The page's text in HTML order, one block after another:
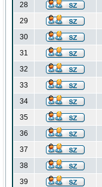
28
29
30
31
32
33
34
35
36
37
38
39